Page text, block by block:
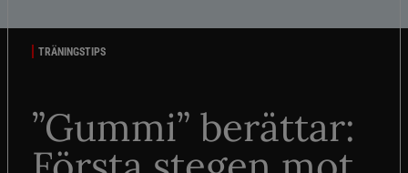
TRÄNINGSTIPS
”Gummi” berättar: